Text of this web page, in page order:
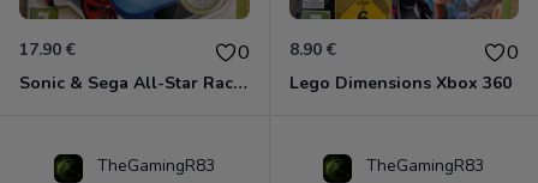
17.90 € 0
Sonic & Sega All-Star Racing - Transformed Xbox 360
8.90 € 0
Lego Dimensions Xbox 360
TheGamingR83 TheGamingR83